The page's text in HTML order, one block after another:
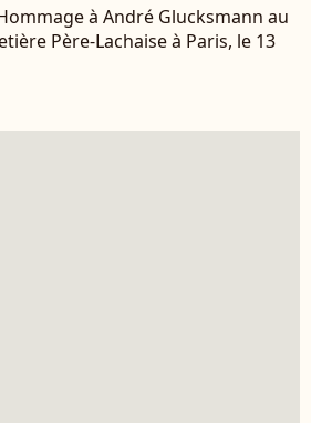
à André Glucksmann au
Père-Lachaise à Paris, le 13